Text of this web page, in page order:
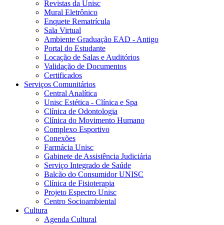
Revistas da Unisc
Mural Eletrônico
Enquete Rematrícula
Sala Virtual
Ambiente Graduação EAD - Antigo
Portal do Estudante
Locação de Salas e Auditórios
Validação de Documentos
Certificados
Serviços Comunitários
Central Analítica
Unisc Estética - Clínica e Spa
Clínica de Odontologia
Clínica do Movimento Humano
Complexo Esportivo
Conexões
Farmácia Unisc
Gabinete de Assistência Judiciária
Serviço Integrado de Saúde
Balcão do Consumidor UNISC
Clínica de Fisioterapia
Projeto Espectro Unisc
Centro Socioambiental
Cultura
Agenda Cultural